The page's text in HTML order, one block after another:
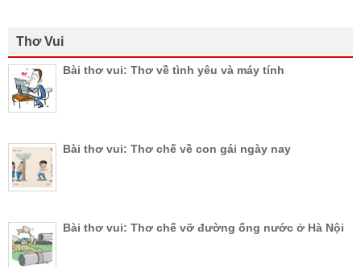
Thơ Vui
Bài thơ vui: Thơ về tình yêu và máy tính
Bài thơ vui: Thơ chế về con gái ngày nay
Bài thơ vui: Thơ chế vỡ đường ống nước ở Hà Nội